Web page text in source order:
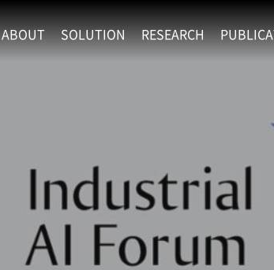
ABOUT
LOCATION
SOLUTION RESEARCH
PHYSICAL INTELLIGENCE
BIO INTELLIGENCE
MATERIALS